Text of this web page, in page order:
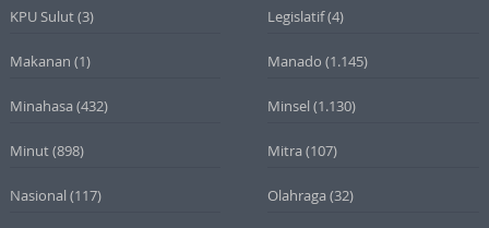
KPU Sulut(3) Legislatif(4)
Makanan (1) Manado (1.145)
Minahasa (432) Minsel (1.130)
Minut(898) Mitra (107)
Nasional (117) Olahraga (32)